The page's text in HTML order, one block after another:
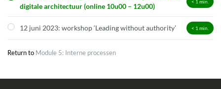
digitale architectuur (online 10u00 – 12u00)
< 1 min.
12 juni 2023: workshop ‘Leading without authority’ < 1 min.
Return to Module 5: Interne processen